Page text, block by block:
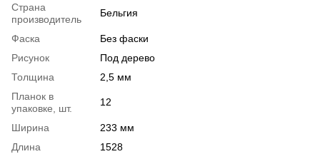
Страна
производитель
Бельгия
Фаска
Без фаски
Рисунок
Под дерево
Толщина
2,5 мм
Планок в
упаковке, шт.
12
Ширина
233 мм
Длина
1528